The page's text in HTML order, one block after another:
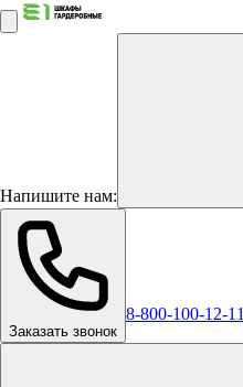
Напишите нам:
Заказать звонок
8-800-100-12-11